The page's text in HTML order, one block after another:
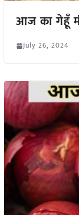
आज का गेहूँ
July 26, 2024